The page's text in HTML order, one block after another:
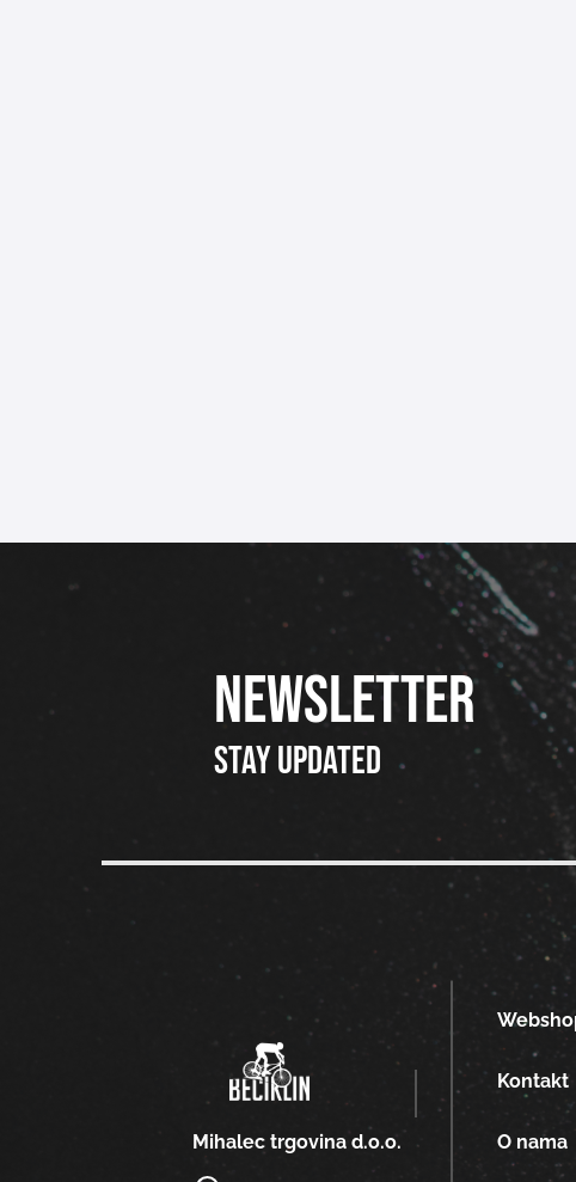
NEWSLETTER
Stay updated
Mihalec trgovina d.o.o.
Kontakt
O nama